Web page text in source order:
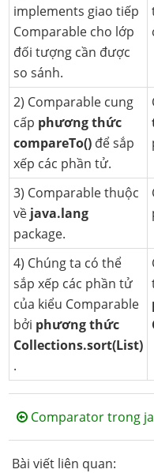
implements giao tiếp
Comparable cho lớp
đối tượng cần được
so sánh.
2) Comparable cung
cấp phương thức
compareTo() để sắp
xếp các phần tử.
3) Comparable thuộc
về java.lang
package.
4) Chúng ta có thể
sắp xếp các phần tử
của kiểu Comparable
bởi phương thức
Collections.sort(List)
.
Comparator trong
Bài viết liên quan: